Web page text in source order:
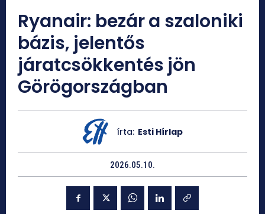
Ryanair: bezár a szaloniki
bázis, jelentős
járatcsökkentés jön
Görögországban
írta: Esti Hírlap
2026.05.10.